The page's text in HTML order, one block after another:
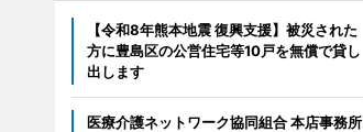
【令和8年熊本地震 復興支援】被災された
方に豊島区の公営住宅等10戸を無償で貸し
出します
医療介護ネットワーク協同組合 本店事務所